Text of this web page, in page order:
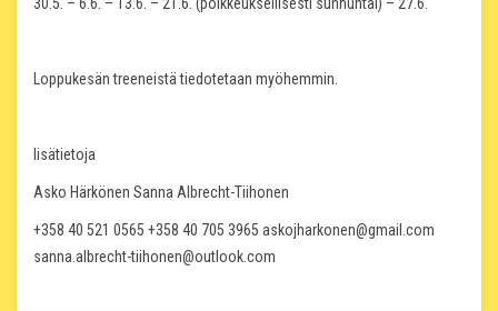
Loppukesän treeneistä tiedotetaan myöhemmin.
lisätietoja
Asko Härkönen Sanna Albrecht-Tiihonen
+358 40 521 0565 +358 40 705 3965 askojharkonen@gmail.com
sanna.albrecht-tiihonen@outlook.com